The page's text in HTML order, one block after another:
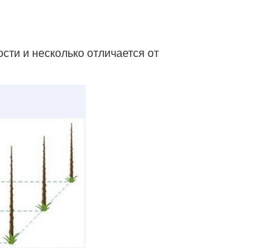
и несколько отличается от